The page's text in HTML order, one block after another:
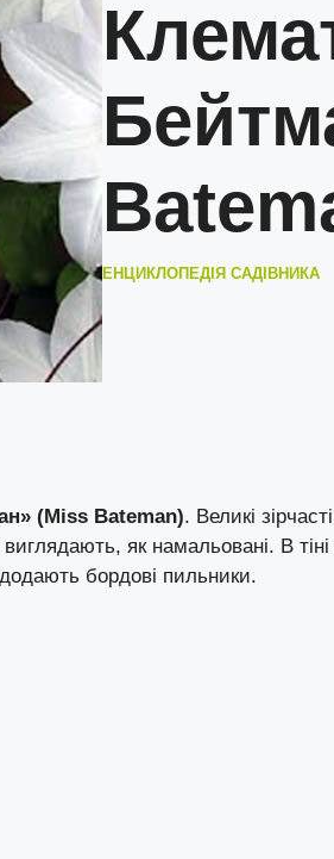
ЕНЦИКЛОПЕДІЯ САДІВНИКА
(Miss Bateman). Великі
як намальовані. В
бордові пильники.